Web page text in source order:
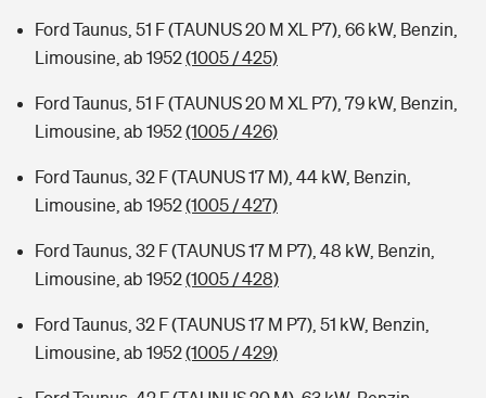
Ford Taunus, 51 F (TAUNUS 20 M XL P7), 66 kW, Benzin,
Limousine, ab 1952(1005 / 425)
Ford Taunus, 51 F (TAUNUS 20 M XL P7), 79 kW, Benzin,
Limousine, ab 1952(1005 / 426)
Ford Taunus, 32 F (TAUNUS 17 M), 44 kW, Benzin,
Limousine, ab 1952(1005 / 427)
Ford Taunus, 32 F (TAUNUS 17 M P7), 48 kW, Benzin,
Limousine, ab 1952(1005 / 428)
Ford Taunus, 32 F (TAUNUS 17 M P7), 51 kW, Benzin,
Limousine, ab 1952(1005 / 429)